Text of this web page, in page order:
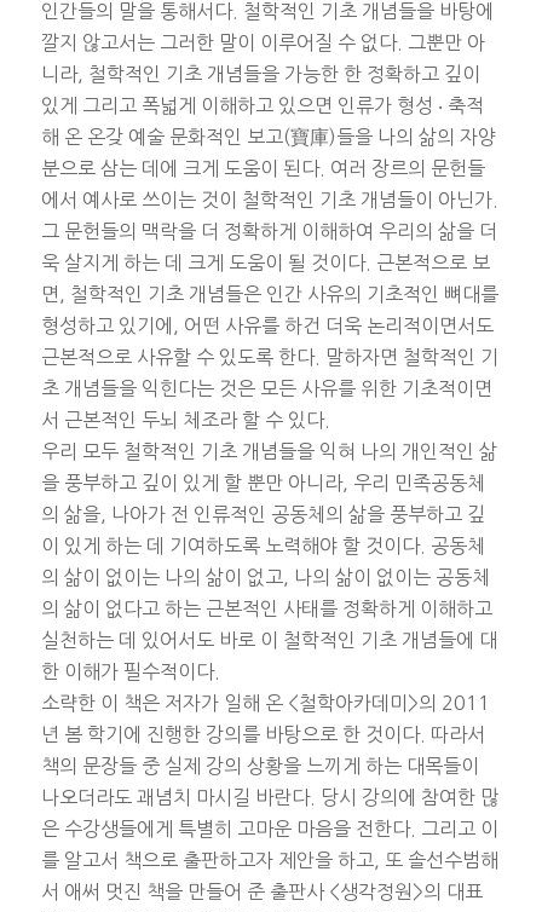
인간들의 말을 통해서다. 철학적인 기초 개념들을 바탕에
깔지 않고서는 그러한 말이 이루어질 수 없다. 그뿐만 아
니라, 철학적인 기초 개념들을 가능한 한 정확하고 깊이
있게 그리고 폭넓게 이해하고 있으면 인류가 형성 ‧ 축적
해 온 온갖 예술 문화적인 보고(寶庫)들을 나의 삶의 자양
분으로 삼는 데에 크게 도움이 된다. 여러 장르의 문헌들
에서 예사로 쓰이는 것이 철학적인 기초 개념들이 아닌가.
그 문헌들의 맥락을 더 정확하게 이해하여 우리의 삶을 더
욱 살지게 하는 데 크게 도움이 될 것이다. 근본적으로 보
면, 철학적인 기초 개념들은 인간 사유의 기초적인 뼈대를
형성하고 있기에, 어떤 사유를 하건 더욱 논리적이면서도
근본적으로 사유할 수 있도록 한다. 말하자면 철학적인 기
초 개념들을 익힌다는 것은 모든 사유를 위한 기초적이면
서 근본적인 두뇌 체조라 할 수 있다.
우리 모두 철학적인 기초 개념들을 익혀 나의 개인적인 삶
을 풍부하고 깊이 있게 할 뿐만 아니라, 우리 민족공동체
의 삶을, 나아가 전 인류적인 공동체의 삶을 풍부하고 깊
이 있게 하는 데 기여하도록 노력해야 할 것이다. 공동체
의 삶이 없이는 나의 삶이 없고, 나의 삶이 없이는 공동체
의 삶이 없다고 하는 근본적인 사태를 정확하게 이해하고
실천하는 데 있어서도 바로 이 철학적인 기초 개념들에 대
한 이해가 필수적이다.
소략한 이 책은 저자가 일해 온 <철학아카데미>의 2011
년 봄 학기에 진행한 강의를 바탕으로 한 것이다. 따라서
책의 문장들 중 실제 강의 상황을 느끼게 하는 대목들이
나오더라도 괘념치 마시길 바란다. 당시 강의에 참여한 많
은 수강생들에게 특별히 고마운 마음을 전한다. 그리고 이
를 알고서 책으로 출판하고자 제안을 하고, 또 솔선수범해
서 애써 멋진 책을 만들어 준 출판사 <생각정원>의 대표